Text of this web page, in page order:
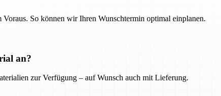
So können wir Ihren Wunschtermin optimal einplanen.
an?
zur Verfügung – auf Wunsch auch mit Lieferung.